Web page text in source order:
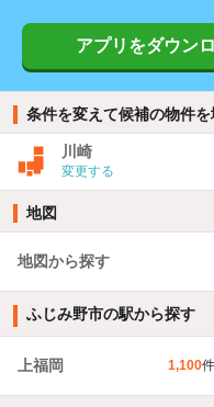
アプリをダウン
条件を変えて候補の物件を
川崎
変更する
地図
地図から探す
ふじみ野市の駅から探す
上福岡 1,100件